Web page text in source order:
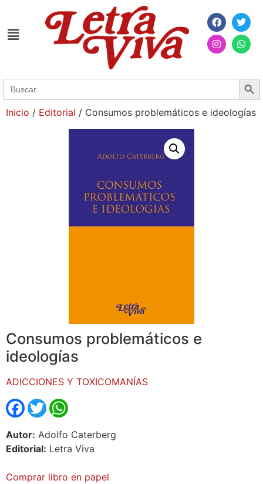
Search
for:
Inicio / Editorial / Consumos problemáticos e ideologías
Consumos problemáticos e
ideologías
ADICCIONES Y TOXICOMANÍAS
Facebook
Twitter
Autor: Adolfo Caterberg
Editorial: Letra Viva
Comprar libro en papel